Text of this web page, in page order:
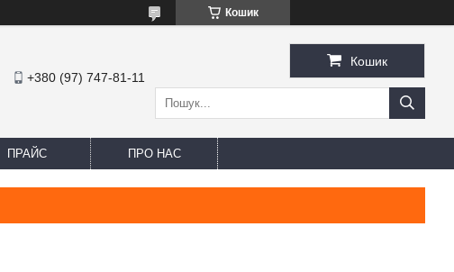
Кошик
+380 (97) 747-81-11
Кошик
ПРАЙС ПРО НАС